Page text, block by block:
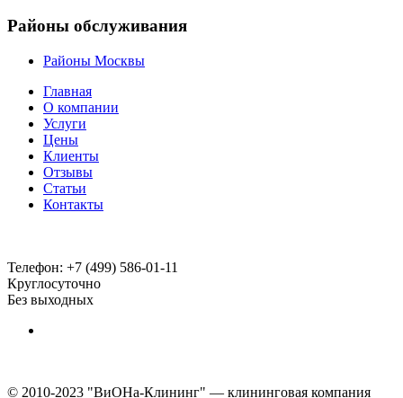
Районы обслуживания
Районы Москвы
Главная
О компании
Услуги
Цены
Клиенты
Отзывы
Статьи
Контакты
Телефон: +7 (499) 586-01-11
Круглосуточно
Без выходных
© 2010-2023 "ВиОНа-Клининг" — клининговая компания